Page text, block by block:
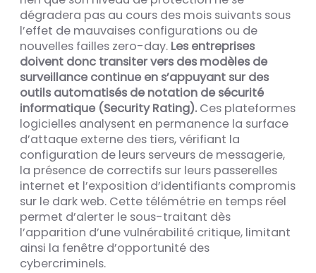
dégradera pas au cours des mois suivants sous
l’effet de mauvaises configurations ou de
nouvelles failles zero-day. Les entreprises
doivent donc transiter vers des modèles de
surveillance continue en s’appuyant sur des
outils automatisés de notation de sécurité
informatique (Security Rating). Ces plateformes
logicielles analysent en permanence la surface
d’attaque externe des tiers, vérifiant la
configuration de leurs serveurs de messagerie,
la présence de correctifs sur leurs passerelles
internet et l’exposition d’identifiants compromis
sur le dark web. Cette télémétrie en temps réel
permet d’alerter le sous-traitant dès
l’apparition d’une vulnérabilité critique, limitant
ainsi la fenêtre d’opportunité des
cybercriminels.